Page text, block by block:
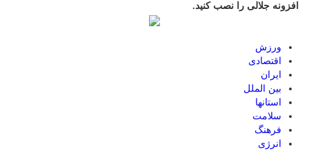
افزونه جلالی را نصب کنید.
ورزش
اقتصادی
ایران
بین الملل
استانها
سلامت
فرهنگ
انرژی